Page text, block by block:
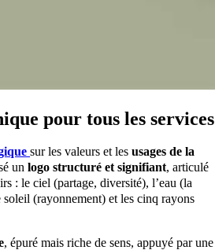
pour tous les services
sur les valeurs et les usages de la
un logo structuré et signifiant, articulé
: le ciel (partage, diversité), l’eau (la
(rayonnement) et les cinq rayons
, épuré mais riche de sens, appuyé par une